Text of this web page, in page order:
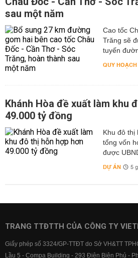
sau một năm
Cao tốc
Trăng sẽ
tuyến
QUY HOẠCH
Khánh Hòa đề xuất làm khu
49.000 tỷ đồng
Khu đô thị
tổng vốn
được
DỰ ÁN 5
TRANG TTĐTTH CỦA CÔNG TY
Giấy phép số 3324/GP-TTĐT do Sở VH&TT
Lầu 5 - Compa Building - 293 Điện Biên Phủ -